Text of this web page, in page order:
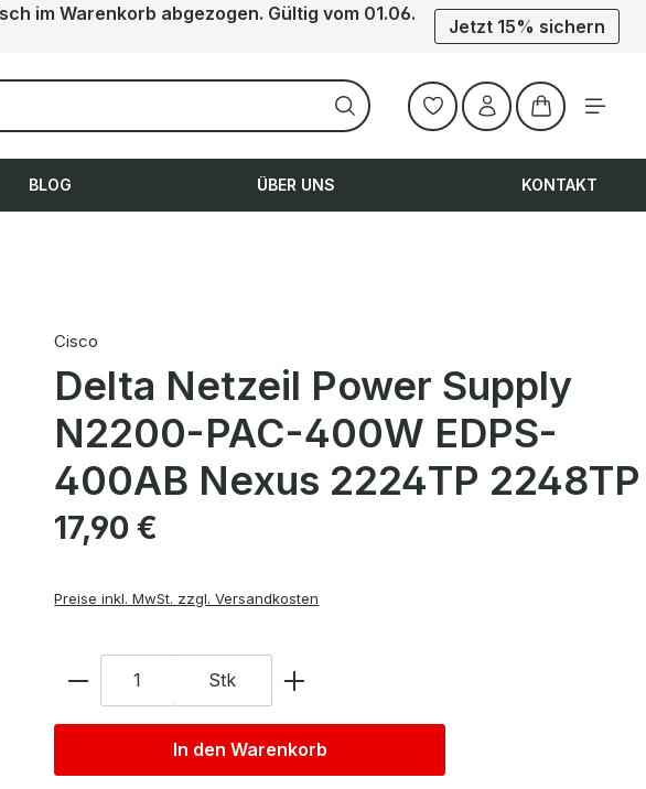
im Warenkorb abgezogen. Gültig vom 01.06.
Jetzt 15% sichern
Warenkorb
BLOG ÜBER UNS KONTAKT
Cisco
Delta Netzeil Power Supply
N2200-PAC-400W EDPS-
400AB Nexus 2224TP 2248TP
Regulärer Preis:
17,90 €
Preise inkl. MwSt. zzgl. Versandkosten
Anzahl Stk
In den Warenkorb